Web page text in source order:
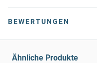
BEWERTUNGEN
Ähnliche Produkte